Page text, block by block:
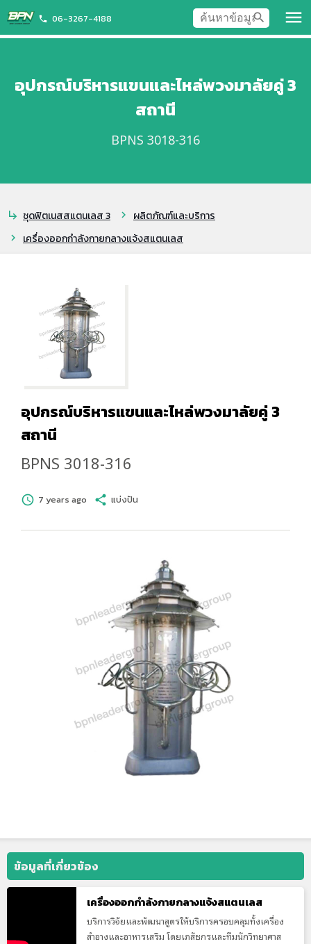
phone 06-3267-4188 menu
search
อุปกรณ์บริหารแขนและไหล่พวงมาลัยคู่ 3
สถานี
BPNS 3018-316
subdirectory_arrow_right ชุดฟิตเนสสแตนเลส 3 chevron_right ผลิตภัณฑ์และบริการ
chevron_right เครื่องออกกำลังกายกลางแจ้งสแตนเลส
อุปกรณ์บริหารแขนและไหล่พวงมาลัยคู่ 3
สถานี
BPNS 3018-316
schedule 7 years ago share แบ่งปัน
ข้อมูลที่เกี่ยวข้อง
เครื่องออกกำลังกายกลางแจ้งสแตนเลส
บริการวิจัยและพัฒนาสูตรให้บริการครอบคลุมทั้งเครื่อง
สำอางและอาหารเสริม โดยเภสัชกรและทีมนักวิทยาศาส